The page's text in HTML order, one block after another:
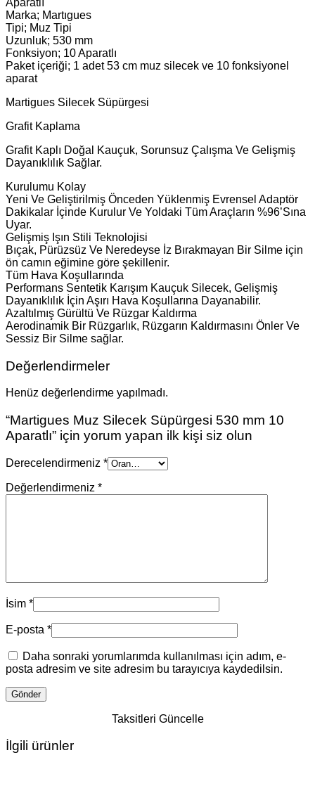
Marka; Martıgues
Tipi; Muz Tipi
Uzunluk; 530 mm
Fonksiyon; 10 Aparatlı
Paket içeriği; 1 adet 53 cm muz silecek ve 10 fonksiyonel
aparat
Martigues Silecek Süpürgesi
Grafit Kaplama
Grafit Kaplı Doğal Kauçuk, Sorunsuz Çalışma Ve Gelişmiş
Dayanıklılık Sağlar.
Kurulumu Kolay
Yeni Ve Geliştirilmiş Önceden Yüklenmiş Evrensel Adaptör
Dakikalar İçinde Kurulur Ve Yoldaki Tüm Araçların %96’Sına
Uyar.
Gelişmiş Işın Stili Teknolojisi
Bıçak, Pürüzsüz Ve Neredeyse İz Bırakmayan Bir Silme için
ön camın eğimine göre şekillenir.
Tüm Hava Koşullarında
Performans Sentetik Karışım Kauçuk Silecek, Gelişmiş
Dayanıklılık İçin Aşırı Hava Koşullarına Dayanabilir.
Azaltılmış Gürültü Ve Rüzgar Kaldırma
Aerodinamik Bir Rüzgarlık, Rüzgarın Kaldırmasını Önler Ve
Sessiz Bir Silme sağlar.
Değerlendirmeler
Henüz değerlendirme yapılmadı.
“Martigues Muz Silecek Süpürgesi 530 mm 10
Aparatlı” için yorum yapan ilk kişi siz olun
Derecelendirmeniz *
Değerlendirmeniz *
İsim *
E-posta *
Daha sonraki yorumlarımda kullanılması için adım, e-
posta adresim ve site adresim bu tarayıcıya kaydedilsin.
Taksitleri Güncelle
İlgili ürünler